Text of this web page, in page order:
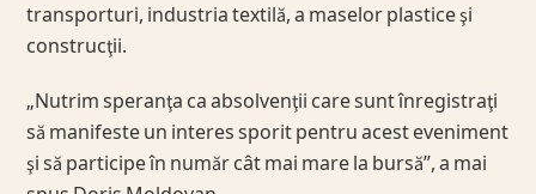
transporturi, industria textilă, a maselor plastice şi
construcţii.
„Nutrim speranţa ca absolvenţii care sunt înregistraţi
să manifeste un interes sporit pentru acest eveniment
şi să participe în număr cât mai mare la bursă”, a mai